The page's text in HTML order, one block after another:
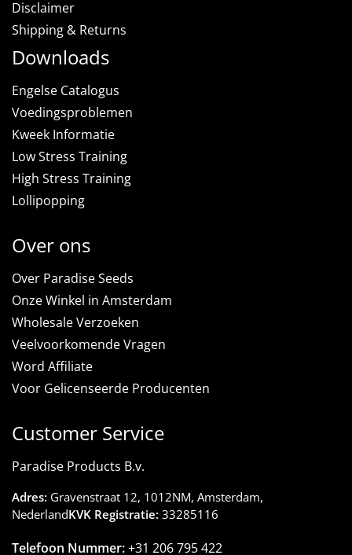
Disclaimer
Shipping & Returns
Downloads
Engelse Catalogus
Voedingsproblemen
Kweek Informatie
Low Stress Training
High Stress Training
Lollipopping
Over ons
Over Paradise Seeds
Onze Winkel in Amsterdam
Wholesale Verzoeken
Veelvoorkomende Vragen
Word Affiliate
Voor Gelicenseerde Producenten
Customer Service
Paradise Products B.v.
Adres: Gravenstraat 12, 1012NM, Amsterdam,
NederlandKVK Registratie: 33285116
Telefoon Nummer:+31 206 795 422